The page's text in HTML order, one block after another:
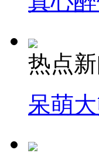
热点
呆萌